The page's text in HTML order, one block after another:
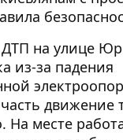
ДТП на улице
из-за падения
движение
На месте